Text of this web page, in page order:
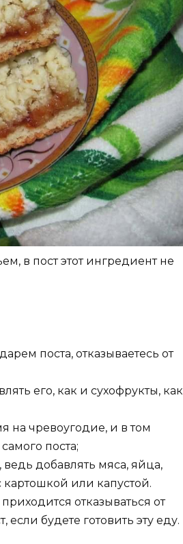
в пост этот ингредиент не
поста, отказываетесь от
его, как и сухофрукты, как
на чревоугодие, и в том
поста;
добавлять мяса, яйца,
картошкой или капустой.
отказываться от
будете готовить эту еду.